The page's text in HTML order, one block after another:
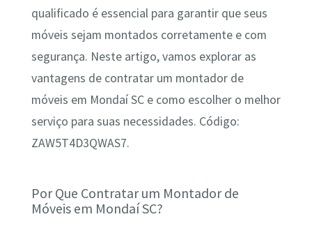
qualificado é essencial para garantir que seus
móveis sejam montados corretamente e com
segurança. Neste artigo, vamos explorar as
vantagens de contratar um montador de
móveis em Mondaí SC e como escolher o melhor
serviço para suas necessidades. Código:
ZAW5T4D3QWAS7.
Por Que Contratar um Montador de
Móveis em Mondaí SC?